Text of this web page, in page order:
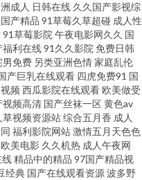
线91 伊人久久艹 国产第86页 91
在线 五月花电影av 狠狠搞综合
久一本 91网免费观看 色先锋无码
第一福利 亚洲欧美变态 福力社老
品精 老师机午夜福利Av 亚洲天堂
成人 日韩在线 久久国产影视综
产精品 91草莓久草超碰 成人性
91草莓影院 午夜电影网久久 国
福利在线91久久影院 免费日韩
男免费 另类亚洲色情家庭乱伦
产巨乳在线观看 四虎免费91 国
频 西瓜影院在线观看欧美做受
视频高清 国产丝袜一区黄色av
草视频资源站综合五月香 成人
福利影院网站激情五月天色色
美电影 久久机热 成人午夜网
线精品中的精品 97国产精品视
经典 国产在线观看资源波多野